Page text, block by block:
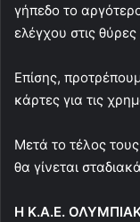
γήπεδο το
ελέγχου στις
Επίσης,
κάρτες για τις
Μετά το τέλος
θα γίνεται
Η Κ.Α.Ε.